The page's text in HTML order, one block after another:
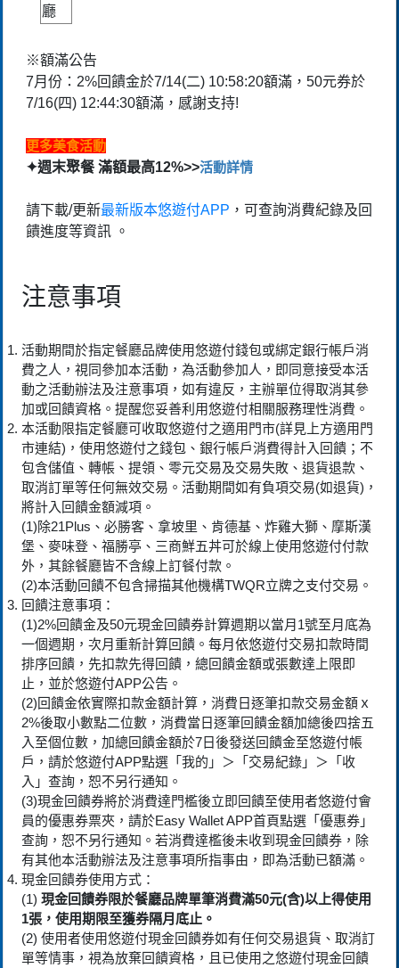
廳
※額滿公告
7月份：2%回饋金於7/14(二) 10:58:20額滿，50元券於
7/16(四) 12:44:30額滿，感謝支持!
更多美食活動
✦週末聚餐 滿額最高12%>>活動詳情
請下載/更新最新版本悠遊付APP ，可查詢消費紀錄及回
饋進度等資訊 。
注意事項
活動期間於指定餐廳品牌使用悠遊付錢包或綁定銀行帳戶消
費之人，視同參加本活動，為活動參加人，即同意接受本活
動之活動辦法及注意事項，如有違反，主辦單位得取消其參
加或回饋資格。提醒您妥善利用悠遊付相關服務理性消費。
本活動限指定餐廳可收取悠遊付之適用門市(詳見上方適用門
市連結)，使用悠遊付之錢包、銀行帳戶消費得計入回饋；不
包含儲值、轉帳、提領、零元交易及交易失敗、退貨退款、
取消訂單等任何無效交易。活動期間如有負項交易(如退貨)，
將計入回饋金額減項。
(1)除21Plus、必勝客、拿坡里、肯德基、炸雞大獅、摩斯漢
堡、麥味登、福勝亭、三商鮮五丼可於線上使用悠遊付付款
外，其餘餐廳皆不含線上訂餐付款。
(2)本活動回饋不包含掃描其他機構TWQR立牌之支付交易。
回饋注意事項：
(1)2%回饋金及50元現金回饋券計算週期以當月1號至月底為
一個週期，次月重新計算回饋。每月依悠遊付交易扣款時間
排序回饋，先扣款先得回饋，總回饋金額或張數達上限即
止，並於悠遊付APP公告。
(2)回饋金依實際扣款金額計算，消費日逐筆扣款交易金額ｘ
2%後取小數點二位數，消費當日逐筆回饋金額加總後四捨五
入至個位數，加總回饋金額於7日後發送回饋金至悠遊付帳
戶，請於悠遊付APP點選「我的」＞「交易紀錄」＞「收
入」查詢，恕不另行通知。
(3)現金回饋券將於消費達門檻後立即回饋至使用者悠遊付會
員的優惠券票夾，請於Easy Wallet APP首頁點選「優惠券」
查詢，恕不另行通知。若消費達檻後未收到現金回饋券，除
有其他本活動辦法及注意事項所指事由，即為活動已額滿。
現金回饋券使用方式：
(1) 現金回饋券限於餐廳品牌單筆消費滿50元(含)以上得使用
1張，使用期限至獲券隔月底止。
(2) 使用者使用悠遊付現金回饋券如有任何交易退貨、取消訂
單等情事，視為放棄回饋資格，且已使用之悠遊付現金回饋